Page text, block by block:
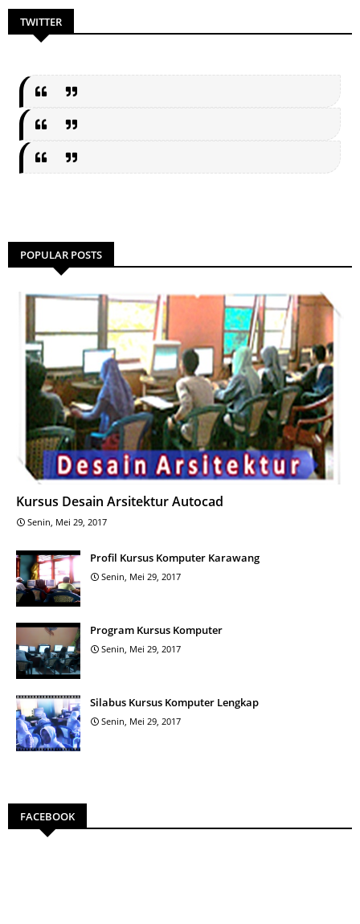
TWITTER
POPULAR POSTS
Kursus Desain Arsitektur Autocad
Senin, Mei 29, 2017
Profil Kursus Komputer Karawang
Senin, Mei 29, 2017
Program Kursus Komputer
Senin, Mei 29, 2017
Silabus Kursus Komputer Lengkap
Senin, Mei 29, 2017
FACEBOOK